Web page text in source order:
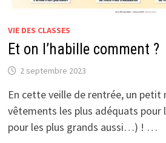
VIE DES CLASSES
Et on l’habille comment ?
2 septembre 2023
En cette veille de rentrée, un petit
vêtements les plus adéquats pour
pour les plus grands aussi…) ! …